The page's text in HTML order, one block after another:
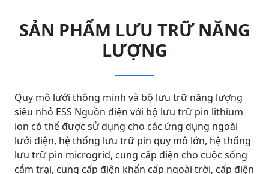
SẢN PHẨM LƯU TRỮ NĂNG
LƯỢNG
Quy mô lưới thông minh và bộ lưu trữ năng lượng
siêu nhỏ ESS Nguồn điện với bộ lưu trữ pin lithium
ion có thể được sử dụng cho các ứng dụng ngoài
lưới điện, hệ thống lưu trữ pin quy mô lớn, hệ thống
lưu trữ pin microgrid, cung cấp điện cho cuộc sống
cắm trại, cung cấp điện khẩn cấp ngoài trời, cấp điện